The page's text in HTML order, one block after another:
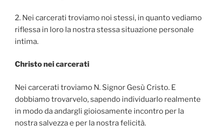
2. Nei carcerati troviamo noi stessi, in quanto vediamo
riflessa in loro la nostra stessa situazione personale
intima.
Christo nei carcerati
Nei carcerati troviamo N. Signor Gesù Cristo. E
dobbiamo trovarvelo, sapendo individuarlo realmente
in modo da andargli gioiosamente incontro per la
nostra salvezza e per la nostra felicità.